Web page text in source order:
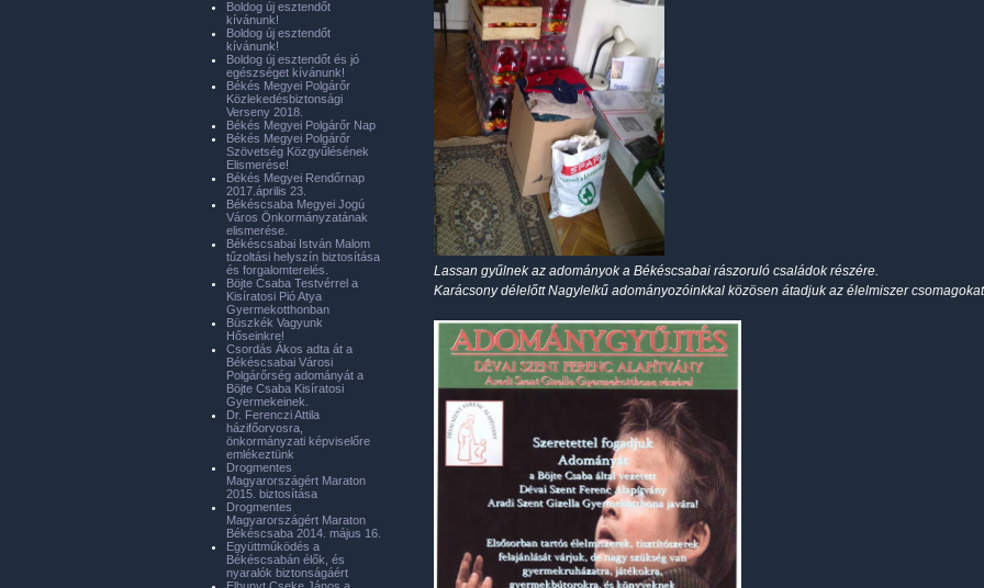
Lassan gyűlnek az adományok a Békéscsabai rászoruló családok részére.
Karácsony délelőtt Nagylelkű adományozóinkkal közösen átadjuk az élelmiszer
Boldog új esztendőt
kívánunk!
Boldog új esztendőt
kívánunk!
Boldog új esztendőt és jó
egészséget kívánunk!
Békés Megyei Polgárőr
Közlekedésbiztonsági
Verseny 2018.
Békés Megyei Polgárőr Nap
Békés Megyei Polgárőr
Szövetség Közgyűlésének
Elismerése!
Békés Megyei Rendőrnap
2017.április 23.
Békéscsaba Megyei Jogú
Város Önkormányzatának
elismerése.
Békéscsabai István Malom
tűzoltási helyszín biztosítása
és forgalomterelés.
Böjte Csaba Testvérrel a
Kisíratosi Pió Atya
Gyermekotthonban
Büszkék Vagyunk
Hőseinkre!
Csordás Ákos adta át a
Békéscsabai Városi
Polgárőrség adományát a
Böjte Csaba Kisíratosi
Gyermekeinek.
Dr. Ferenczi Attila
házifőorvosra,
önkormányzati képviselőre
emlékeztünk
Drogmentes
Magyarországért Maraton
2015. biztosítása
Drogmentes
Magyarországért Maraton
Békéscsaba 2014. május 16.
Együttműködés a
Békéscsabán élők, és
nyaralók biztonságáért